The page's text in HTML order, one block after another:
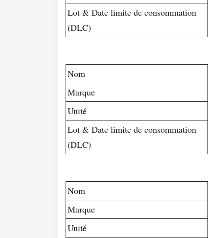
Lot & Date limite de consommation
(DLC)
Nom
Marque
Unité
Lot & Date limite de consommation
(DLC)
Nom
Marque
Unité